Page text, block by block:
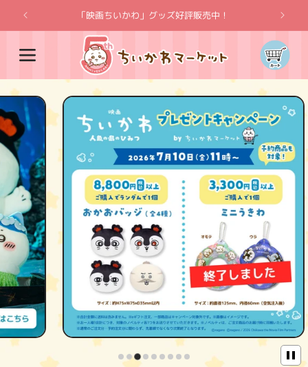
ンツに
進む
「映画ちいかわ」グッズ好評販売中！
カ
ー
ト